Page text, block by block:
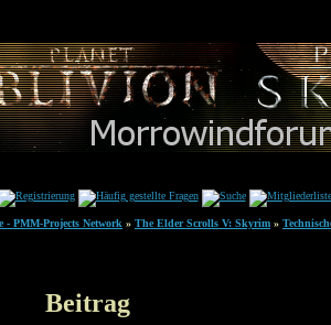
PMM-Projects Network » The Elder Scrolls V: Skyrim »
Beitrag